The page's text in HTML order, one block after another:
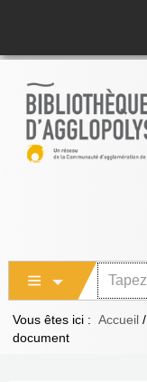
Vous êtes ici : Accueil /
document